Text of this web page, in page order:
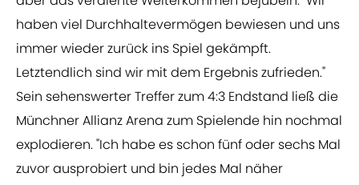
haben viel Durchhaltevermögen bewiesen und uns
immer wieder zurück ins Spiel gekämpft.
Letztendlich sind wir mit dem Ergebnis zufrieden."
Sein sehenswerter Treffer zum 4:3 Endstand ließ die
Münchner Allianz Arena zum Spielende hin nochmal
explodieren. "Ich habe es schon fünf oder sechs Mal
zuvor ausprobiert und bin jedes Mal näher